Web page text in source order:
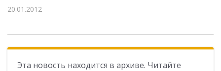
20.01.2012
Эта новость находится в архиве. Читайте